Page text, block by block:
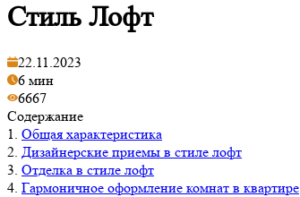
Стиль Лофт
22.11.2023
6 мин
6667
Содержание
1. Общая характеристика
2. Дизайнерские приемы в стиле лофт
3. Отделка в стиле лофт
4. Гармоничное оформление комнат в квартире